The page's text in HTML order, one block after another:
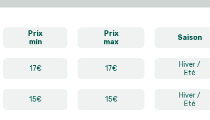
Prix
min
Prix
max
Saison
17€ 17€
Hiver /
Eté
15€ 15€
Hiver /
Eté